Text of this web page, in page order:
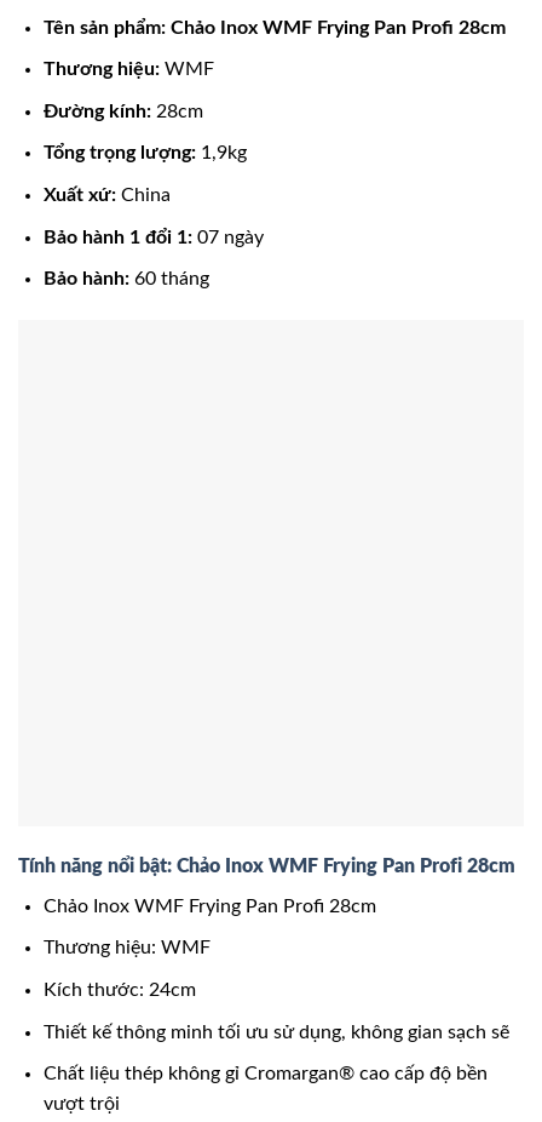
Tên sản phẩm: Chảo Inox WMF Frying Pan Profi 28cm
Thương hiệu:WMF
Đường kính:28cm
Tổng trọng lượng:1,9kg
Xuất xứ: China
Bảo hành 1 đổi 1:07 ngày
Bảo hành: 60 tháng
Tính năng nổi bật: Chảo Inox WMF Frying Pan Profi 28cm
Chảo Inox WMF Frying Pan Profi 28cm
Thương hiệu: WMF
Kích thước: 24cm
Thiết kế thông minh tối ưu sử dụng, không gian sạch sẽ
Chất liệu thép không gỉ Cromargan® cao cấp độ bền
vượt trội